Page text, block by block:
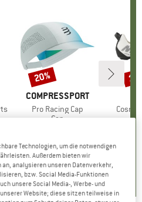
MARKE
COMPRESSPORT
Artikel
Pro Racing Cap
Produktgruppe
Cap
0,0(0)
Rabatt
20%
Artikel
Technologien, um die notwendigen
Außerdem bieten wir
analysieren unseren Datenverkehr,
bzw. Social Media-Funktionen
unsere Social Media-, Werbe- und
Website; diese sitzen teilweise in